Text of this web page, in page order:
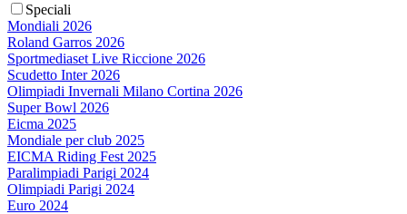
Speciali
Mondiali 2026
Roland Garros 2026
Sportmediaset Live Riccione 2026
Scudetto Inter 2026
Olimpiadi Invernali Milano Cortina 2026
Super Bowl 2026
Eicma 2025
Mondiale per club 2025
EICMA Riding Fest 2025
Paralimpiadi Parigi 2024
Olimpiadi Parigi 2024
Euro 2024